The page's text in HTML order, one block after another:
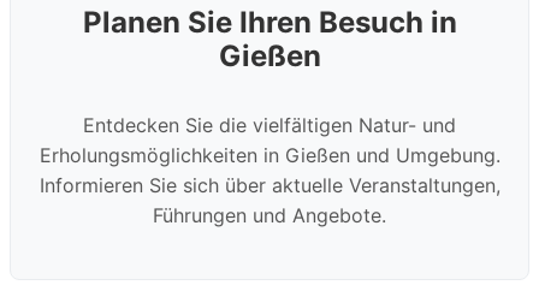
Planen Sie Ihren Besuch in
Gießen
Entdecken Sie die vielfältigen Natur- und
Erholungsmöglichkeiten in Gießen und Umgebung.
Informieren Sie sich über aktuelle Veranstaltungen,
Führungen und Angebote.